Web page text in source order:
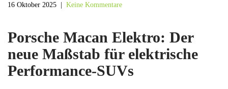
16 Oktober 2025 Keine Kommentare
Porsche Macan Elektro: Der
neue Maßstab für elektrische
Performance-SUVs